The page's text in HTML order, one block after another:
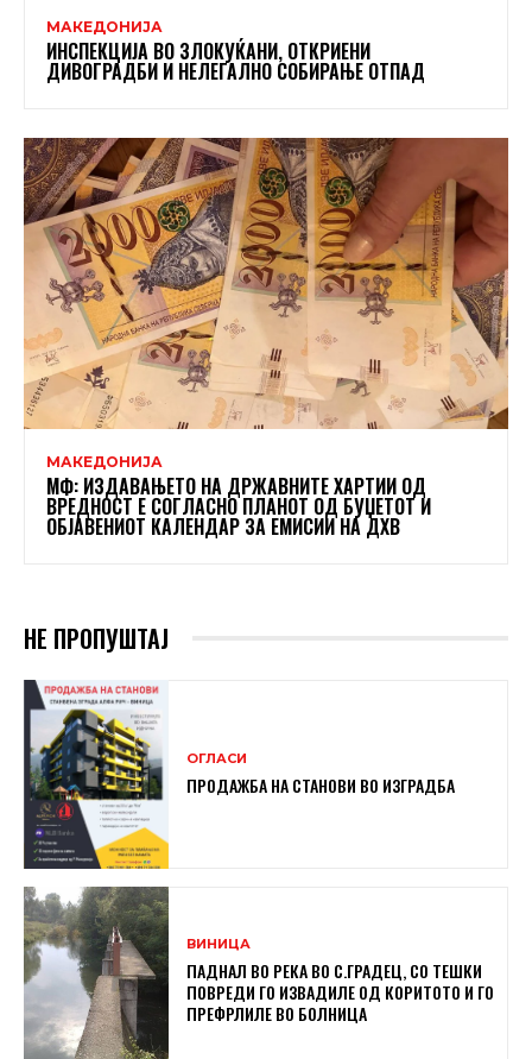
МАКЕДОНИЈА
ИНСПЕКЦИЈА ВО ЗЛОКУЌАНИ, ОТКРИЕНИ
ДИВОГРАДБИ И НЕЛЕГАЛНО СОБИРАЊЕ ОТПАД
МАКЕДОНИЈА
МФ: ИЗДАВАЊЕТО НА ДРЖАВНИТЕ ХАРТИИ ОД
ВРЕДНОСТ Е СОГЛАСНО ПЛАНОТ ОД БУЏЕТОТ И
ОБЈАВЕНИОТ КАЛЕНДАР ЗА ЕМИСИИ НА ДХВ
НЕ ПРОПУШТАЈ
ОГЛАСИ
ПРОДАЖБА НА СТАНОВИ ВО ИЗГРАДБА
ВИНИЦА
ПАДНАЛ ВО РЕКА ВО С.ГРАДЕЦ, СО ТЕШКИ
ПОВРЕДИ ГО ИЗВАДИЛЕ ОД КОРИТОТО И ГО
ПРЕФРЛИЛЕ ВО БОЛНИЦА